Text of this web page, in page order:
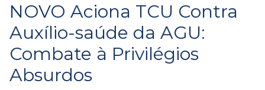
NOVO Aciona TCU Contra
Auxílio-saúde da AGU:
Combate à Privilégios
Absurdos